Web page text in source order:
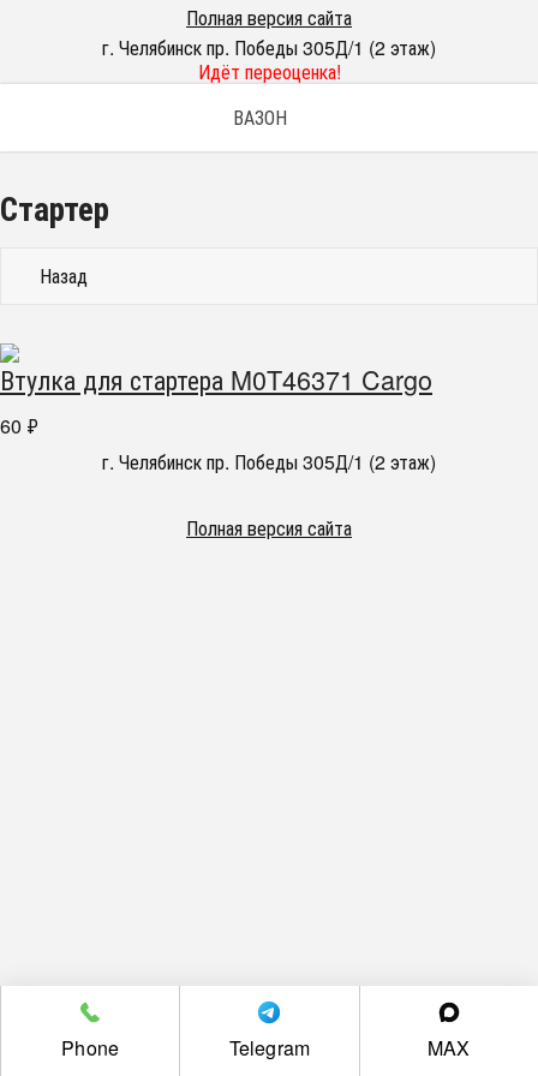
Полная версия сайта
г. Челябинск пр. Победы 305Д/1 (2 этаж)
Идёт переоценка!
ВАЗОН
Стартер
Назад
Втулка для стартера M0T46371 Cargo
60 ₽
г. Челябинск пр. Победы 305Д/1 (2 этаж)
Полная версия сайта
Phone Telegram MAX